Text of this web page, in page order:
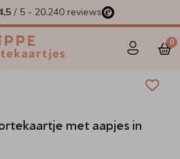
/ 5 - 20.240 reviews
0
met aapjes in